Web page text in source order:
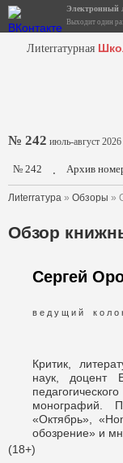
Электронный
Выходит один
Лиterraтурная
№ 242 июль-август 2026
№ 242 . Архив
Лиterraтура » Обзоры »
Обзор
Сергей
в е д у щ и й к о л о
Критик,
наук, доцент
монографий.
«Октябрь»,
обозрение» и
(18+)